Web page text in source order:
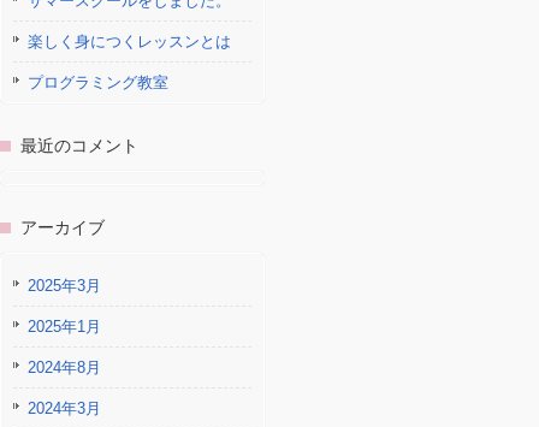
楽しく身につくレッスンとは
プログラミング教室
最近のコメント
アーカイブ
2025年3月
2025年1月
2024年8月
2024年3月